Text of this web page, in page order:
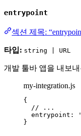
entrypoint
섹션 제목:
타입: string | URL
개발 툴바 앱을 내보
my-integration.js
{
// ...
entrypoint:
'
}